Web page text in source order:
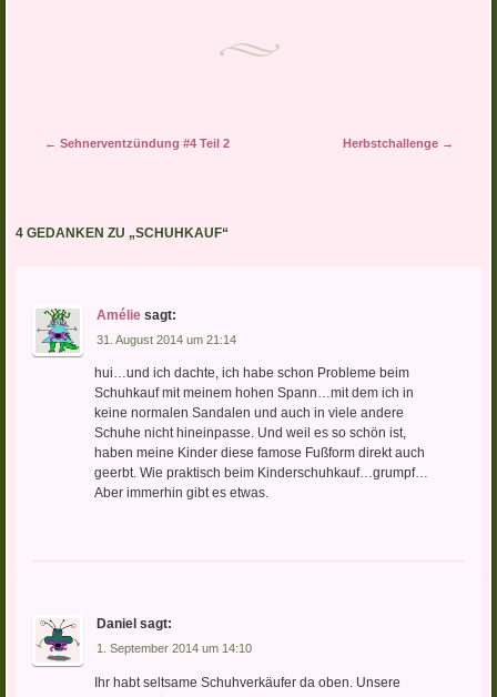
Artikel-Navigation
← Sehnerventzündung #4 Teil 2 Herbstchallenge →
4 GEDANKEN ZU „SCHUHKAUF“
Amélie sagt:
31. August 2014 um 21:14
hui…und ich dachte, ich habe schon Probleme beim
Schuhkauf mit meinem hohen Spann…mit dem ich in
keine normalen Sandalen und auch in viele andere
Schuhe nicht hineinpasse. Und weil es so schön ist,
haben meine Kinder diese famose Fußform direkt auch
geerbt. Wie praktisch beim Kinderschuhkauf…grumpf…
Aber immerhin gibt es etwas.
Daniel sagt:
1. September 2014 um 14:10
Ihr habt seltsame Schuhverkäufer da oben. Unsere